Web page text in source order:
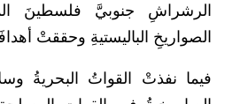
الرشراشِ جنوبيَّ فلسطينَ
الصواريخِ الباليستيةِ وحققتْ
فيما نفذتْ القواتُ البحريةُ